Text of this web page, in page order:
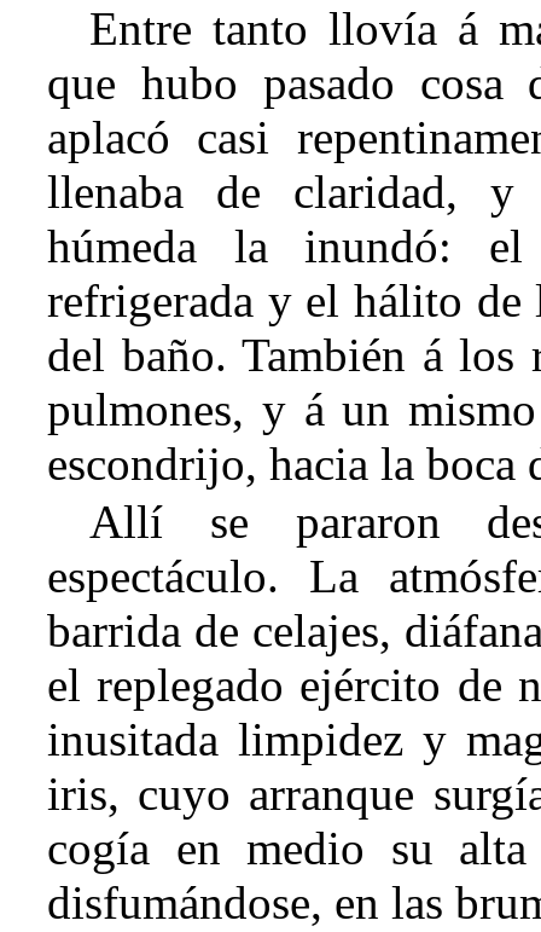
Entre tanto llovía á
que hubo pasado cosa
aplacó casi
llenaba de claridad, y
húmeda la inundó:
refrigerada y el hálito de
del baño. También á los
pulmones, y á un
escondrijo, hacia la boca
Allí se pararon
espectáculo. La
barrida de celajes,
el replegado ejército de
inusitada limpidez y
iris, cuyo arranque
cogía en medio su
disfumándose, en las